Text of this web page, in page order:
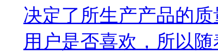
决定了所生产产品的
用户是否喜欢，所以